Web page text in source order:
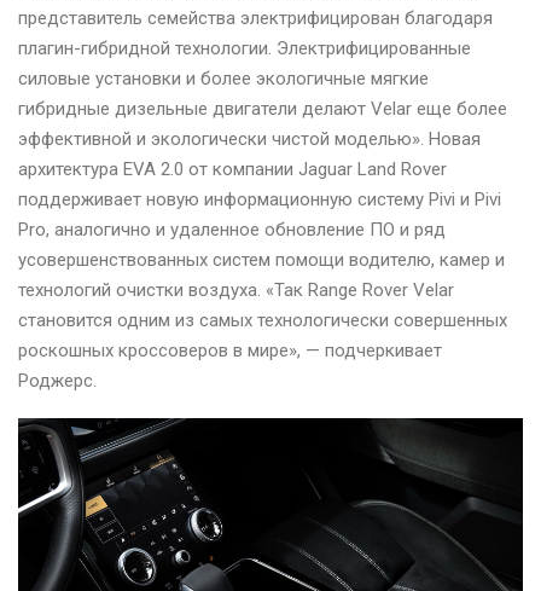
представитель семейства электрифицирован благодаря
плагин-гибридной технологии. Электрифицированные
силовые установки и более экологичные мягкие
гибридные дизельные двигатели делают Velar еще более
эффективной и экологически чистой моделью». Новая
архитектура EVA 2.0 от компании Jaguar Land Rover
поддерживает новую информационную систему Pivi и Pivi
Pro, аналогично и удаленное обновление ПО и ряд
усовершенствованных систем помощи водителю, камер и
технологий очистки воздуха. «Так Range Rover Velar
становится одним из самых технологически совершенных
роскошных кроссоверов в мире», — подчеркивает
Роджерс.